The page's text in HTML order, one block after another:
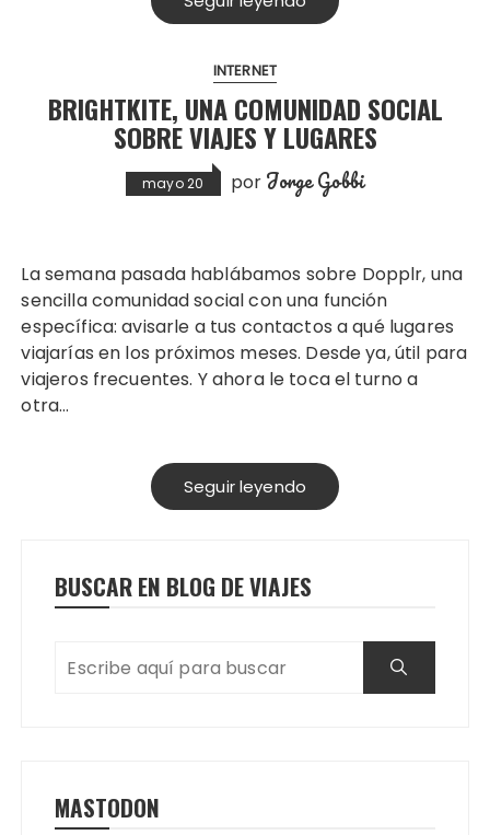
INTERNET
BRIGHTKITE, UNA COMUNIDAD SOCIAL
SOBRE VIAJES Y LUGARES
mayo 20 por Jorge Gobbi
La semana pasada hablábamos sobre Dopplr, una
sencilla comunidad social con una función
específica: avisarle a tus contactos a qué lugares
viajarías en los próximos meses. Desde ya, útil para
viajeros frecuentes. Y ahora le toca el turno a
otra…
Seguir leyendo
BUSCAR EN BLOG DE VIAJES
MASTODON